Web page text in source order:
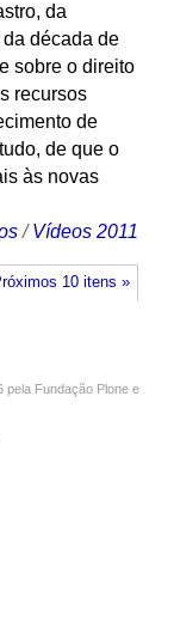
da
década de
sobre o direito
recursos
de
de que o
às novas
/Vídeos 2011
10 itens »
pela Fundação Plone e